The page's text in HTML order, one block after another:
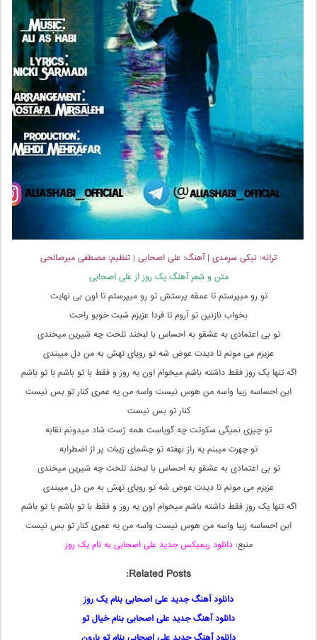
ترانه: نیکی سرمدی | آهنگ: علی اصحابی | تنظیم: مصطفی میرصالحی
متن و شعر آهنگ یک روز از علی اصحابی
تو رو میپرستم تا عمقه پرستش تو رو میپرستم تا اون بی نهایت
بخواب نازنین تو آروم تا فردا عزیزم شبت خوبو راحت
تو بی اعتمادی به عشقو به احساس با لبخند تلخت چه شیرین میخندی
عزیزم می مونم تا دیدت عوض شه تو رویای تهش به من دل میبندی
اگه تنها یک روز فقط داشته باشم میخوام اون یه روز و فقط با تو باشم با تو باشم
این احساسه زیبا واسه من هوس نیست واسه من یه عمری کنار تو بس نیست
کنار تو بس نیست
تو چیزی نمیگی سکوتت چه گویاست همه ژست شاد میدونم نقابه
تو چهرت میبنم یه راز نهفته تو چشمای زیبات پر از اضطرابه
تو بی اعتمادی به عشقو به احساس با لبخند تلخت چه شیرین میخندی
عزیزم می مونم تا دیدت عوض شه تو رویای تهش به من دل میبندی
اگه تنها یک روز فقط داشته باشم میخوام اون یه روز و فقط با تو باشم با تو باشم
این احساسه زیبا واسه من هوس نیست واسه من یه عمری کنار تو بس نیست
منبع:دانلود ریمیکس جدید علی اصحابی به نام یک روز
Related Posts:
دانلود آهنگ جدید علی اصحابی بنام یک روز
دانلود آهنگ جدید علی اصحابی بنام خیال تو